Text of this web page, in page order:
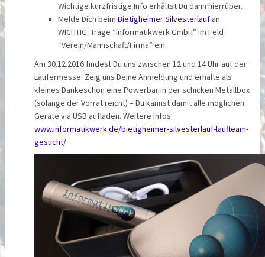
Wichtige kurzfristige Info erhältst Du dann hierrüber.
Melde Dich beimBietigheimer Silvesterlauf an.
WICHTIG: Trage “Informatikwerk GmbH” im Feld
“Verein/Mannschaft/Firma” ein.
Am 30.12.2016 findest Du uns zwischen 12 und 14 Uhr auf der
Läufermesse. Zeig uns Deine Anmeldung und erhalte als
kleines Dankeschön eine Powerbar in der schicken Metallbox
(solange der Vorrat reicht) – Du kannst damit alle möglichen
Geräte via USB aufladen. Weitere Infos:
www.informatikwerk.de/bietigheimer-silvesterlauf-laufteam-
gesucht/